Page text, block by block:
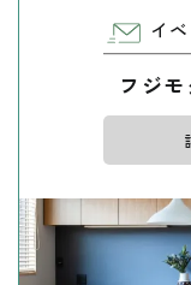
イ
フジ